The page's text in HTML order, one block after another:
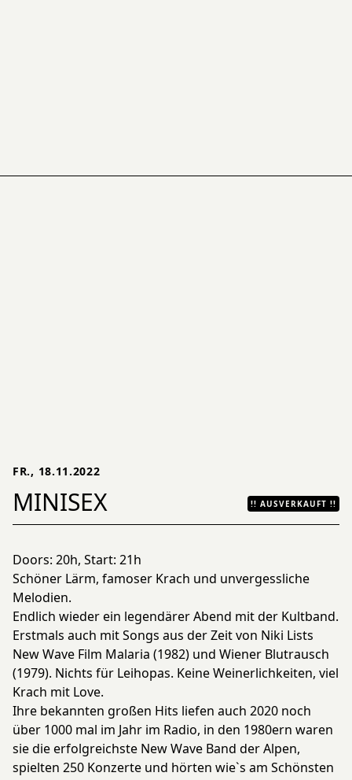
FR., 18.11.2022
MINISEX !! AUSVERKAUFT !!
Doors: 20h, Start: 21h
Schöner Lärm, famoser Krach und unvergessliche
Melodien.
Endlich wieder ein legendärer Abend mit der Kultband.
Erstmals auch mit Songs aus der Zeit von Niki Lists
New Wave Film Malaria (1982) und Wiener Blutrausch
(1979). Nichts für Leihopas. Keine Weinerlichkeiten, viel
Krach mit Love.
Ihre bekannten großen Hits liefen auch 2020 noch
über 1000 mal im Jahr im Radio, in den 1980ern waren
sie die erfolgreichste New Wave Band der Alpen,
spielten 250 Konzerte und hörten wie`s am Schönsten